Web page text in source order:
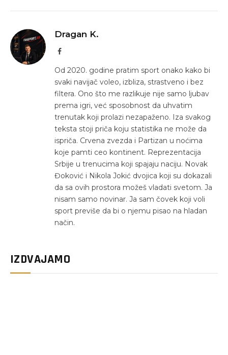
Dragan K.
Facebook
Od 2020. godine pratim sport onako kako bi
svaki navijač voleo, izbliza, strastveno i bez
filtera. Ono što me razlikuje nije samo ljubav
prema igri, već sposobnost da uhvatim
trenutak koji prolazi nezapaženo. Iza svakog
teksta stoji priča koju statistika ne može da
ispriča. Crvena zvezda i Partizan u noćima
koje pamti ceo kontinent. Reprezentacija
Srbije u trenucima koji spajaju naciju. Novak
Đoković i Nikola Jokić dvojica koji su dokazali
da sa ovih prostora možeš vladati svetom. Ja
nisam samo novinar. Ja sam čovek koji voli
sport previše da bi o njemu pisao na hladan
način.
IZDVAJAMO